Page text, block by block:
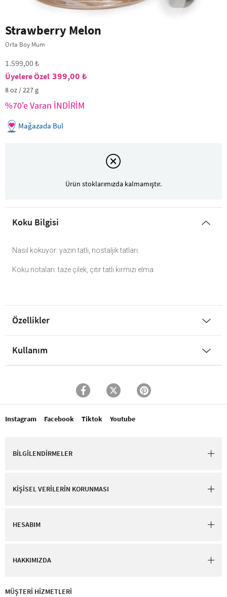
Strawberry Melon
Orta Boy Mum
1.599,00 ₺
399,00 ₺
8 oz / 227 g
%70'e Varan İNDİRİM
Mağazada Bul
Ürün stoklarımızda kalmamıştır.
Koku Bilgisi
Nasıl kokuyor: yazın tatlı, nostaljik tatları.
Koku notaları: taze çilek, çıtır tatlı kırmızı elma
Özellikler
Kullanım
Instagram Facebook Tiktok Youtube
BİLGİLENDİRMELER
KİŞİSEL VERİLERİN KORUNMASI
HESABIM
HAKKIMIZDA
MÜŞTERİ HİZMETLERİ​